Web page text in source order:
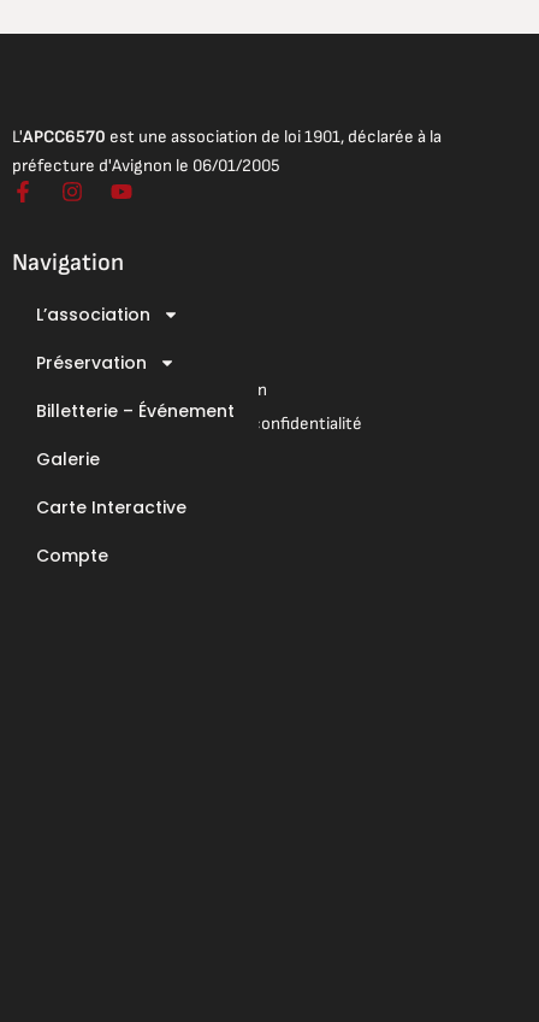
L'APCC6570 est une association de loi 1901, déclarée à la
préfecture d'Avignon le 06/01/2005
F
e
b
I
t
a
r
m
Y
t
u
e
Navigation
L’association
Préservation
Billetterie – Événement
Galerie
Carte Interactive
Compte
Mentions légales
Conditions Générales de Vente
Conditions Générales d’Utilisation
Mentions légales & Politique de confidentialité
E-Mail : contact@apcc6570.fr
Téléphone : 06 85 81 94 56